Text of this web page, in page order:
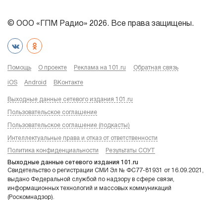
© ООО «ГПМ Радио» 2026. Все права защищены.
Помощь О проекте Реклама на 101.ru Обратная связь
iOS Android ВКонтакте
Выходные данные сетевого издания 101.ru
Пользовательское соглашение
Пользовательское соглашение (подкасты)
Интеллектуальные права и отказ от ответственности
Политика конфиденциальности Результаты СОУТ
Выходные данные сетевого издания 101.ru
Свидетельство о регистрации СМИ Эл № ФС77-81931 от 16.09.2021,
выдано Федеральной службой по надзору в сфере связи,
информационных технологий и массовых коммуникаций
(Роскомнадзор).